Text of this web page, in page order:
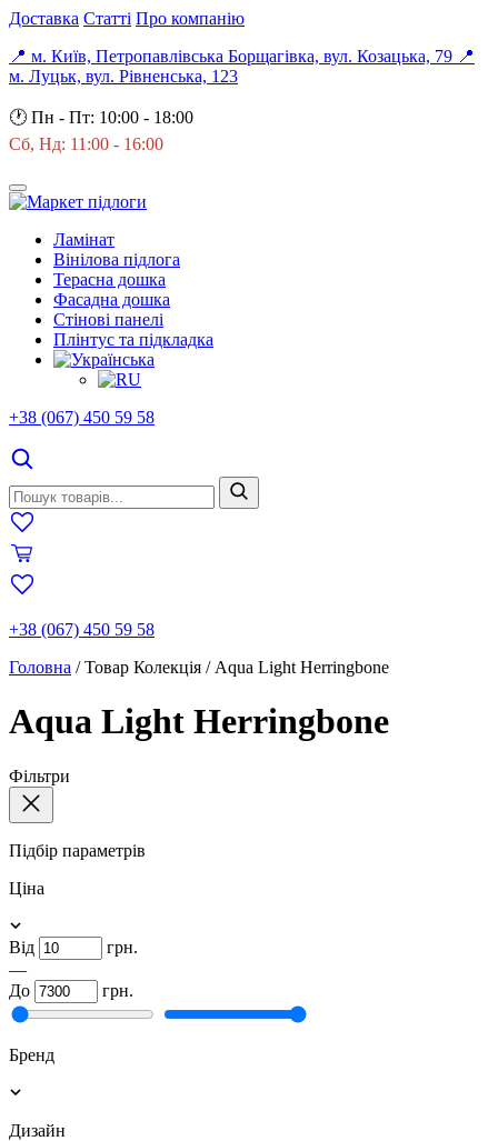
Доставка Статті Про компанію
📍 м. Київ, Петропавлівська Борщагівка, вул. Козацька, 79 📍
м. Луцьк, вул. Рівненська, 123
🕐 Пн - Пт: 10:00 - 18:00
Сб, Нд: 11:00 - 16:00
Ламінат
Вінілова підлога
Терасна дошка
Фасадна дошка
Стінові панелі
Плінтус та підкладка
+38 (067) 450 59 58
+38 (067) 450 59 58
Головна /Товар Колекція / Aqua Light Herringbone
Aqua Light Herringbone
Фільтри
Підбір параметрів
Ціна
Від
грн.
—
До
грн.
Бренд
Дизайн